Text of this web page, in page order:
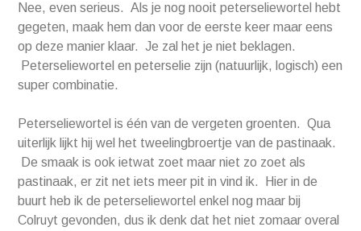
Nee, even serieus. Als je nog nooit peterseliewortel hebt
gegeten, maak hem dan voor de eerste keer maar eens
op deze manier klaar. Je zal het je niet beklagen.
Peterseliewortel en peterselie zijn (natuurlijk, logisch) een
super combinatie.
Peterseliewortel is één van de vergeten groenten. Qua
uiterlijk lijkt hij wel het tweelingbroertje van de pastinaak.
De smaak is ook ietwat zoet maar niet zo zoet als
pastinaak, er zit net iets meer pit in vind ik. Hier in de
buurt heb ik de peterseliewortel enkel nog maar bij
Colruyt gevonden, dus ik denk dat het niet zomaar overal